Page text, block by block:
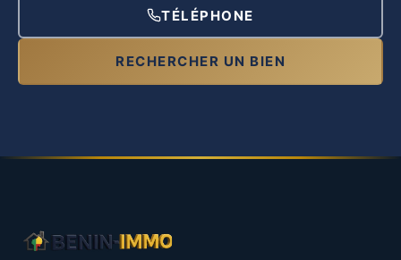
TÉLÉPHONE
RECHERCHER UN BIEN